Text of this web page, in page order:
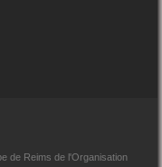
de Reims de l'Organisation